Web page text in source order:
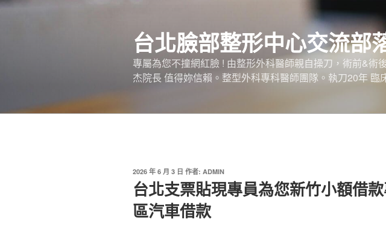
跳
台北臉部整形中心交流部
專屬為您不撞網紅臉 ! 由整形外科醫師親自操刀，術前&
杰院長 值得妳信賴。整型外科專科醫師團隊。執刀20年 臨
發
佈
於
2026 年 6 月 3 日 作者: ADMIN
台北支票貼現專員為您新竹小額借
區汽車借款